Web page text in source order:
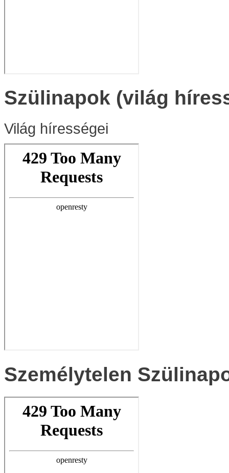
Szülinapok (világ
Világ hírességei
Személytelen